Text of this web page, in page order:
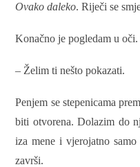
Ovako daleko. Riječi se
Konačno je pogledam u
– Želim ti nešto pokazati.
Penjem se stepenicama
biti otvorena. Dolazim do
iza mene i vjerojatno
završi.